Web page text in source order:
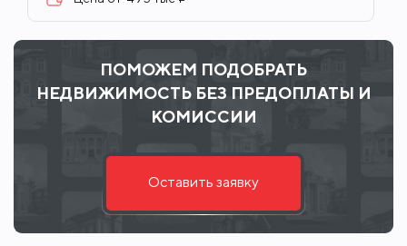
ПОМОЖЕМ ПОДОБРАТЬ
НЕДВИЖИМОСТЬ БЕЗ ПРЕДОПЛАТЫ И
КОМИССИИ
Оставить заявку